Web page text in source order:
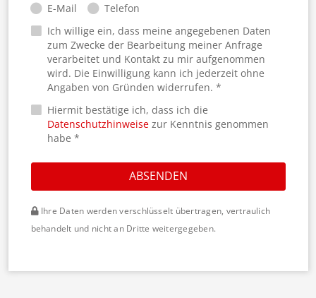
E-Mail
Telefon
Ich willige ein, dass meine angegebenen Daten
zum Zwecke der Bearbeitung meiner Anfrage
verarbeitet und Kontakt zu mir aufgenommen
wird. Die Einwilligung kann ich jederzeit ohne
Angaben von Gründen widerrufen. *
Hiermit bestätige ich, dass ich die
Datenschutzhinweisezur Kenntnis genommen
habe *
ABSENDEN
Ihre Daten werden verschlüsselt übertragen, vertraulich
behandelt und nicht an Dritte weitergegeben.